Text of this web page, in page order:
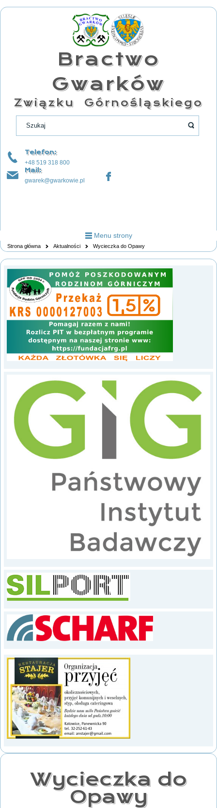
Bractwo
Gwarków
Związku Górnośląskiego
Telefon:
+48 519 318 800
Mail:
gwarek@gwarkowie.pl
Menu strony
Strona główna Aktualności Wycieczka do Opawy
Wycieczka do
Opawy